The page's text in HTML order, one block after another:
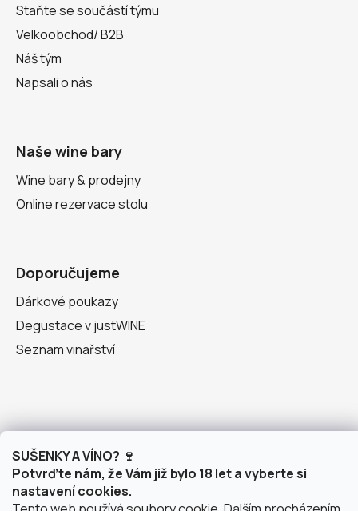
SUŠENKY A VÍNO? 🍷
Potvrďte nám, že Vám již bylo 18 let a vyberte si
nastavení cookies.
Staňte se součástí týmu
Velkoobchod/ B2B
Náš tým
Napsali o nás
Naše wine bary
Wine bary & prodejny
Online rezervace stolu
Doporučujeme
Dárkové poukazy
Degustace v justWINE
Seznam vinařství
Zeptejte se nás, poradíme Vám❤️
Pište, volejte Po–Pá 7.30–15.30